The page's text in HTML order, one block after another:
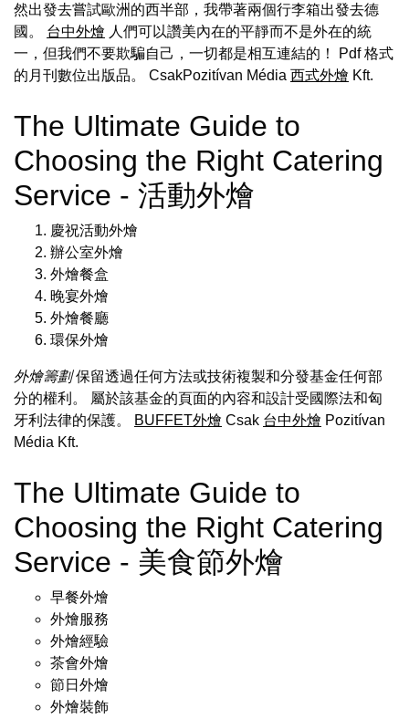
然出發去嘗試歐洲的西半部，我帶著兩個行李箱出發去德
國。 台中外燴 人們可以讚美內在的平靜而不是外在的統
一，但我們不要欺騙自己，一切都是相互連結的！ Pdf 格式
的月刊數位出版品。 CsakPozitívan Média 西式外燴 Kft.
The Ultimate Guide to
Choosing the Right Catering
Service - 活動外燴
慶祝活動外燴
辦公室外燴
外燴餐盒
晚宴外燴
外燴餐廳
環保外燴
外燴籌劃保留透過任何方法或技術複製和分發基金任何部
分的權利。 屬於該基金的頁面的內容和設計受國際法和匈
牙利法律的保護。
BUFFET外燴 Csak 台中外燴 Pozitívan
Média Kft.
The Ultimate Guide to
Choosing the Right Catering
Service - 美食節外燴
早餐外燴
外燴服務
外燴經驗
茶會外燴
節日外燴
外燴裝飾